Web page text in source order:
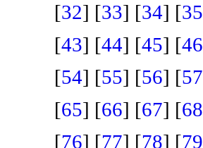
[32] [33] [34] [35
[43] [44] [45] [46
[54] [55] [56] [57
[65] [66] [67] [68
[76] [77] [78] [79